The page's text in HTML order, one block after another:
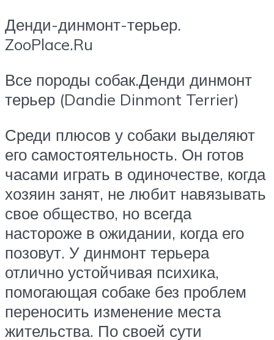
Денди-динмонт-терьер.
ZooPlace.Ru
Все породы собак.Денди динмонт
терьер (Dandie Dinmont Terrier)
Среди плюсов у собаки выделяют
его самостоятельность. Он готов
часами играть в одиночестве, когда
хозяин занят, не любит навязывать
свое общество, но всегда
настороже в ожидании, когда его
позовут. У динмонт терьера
отлично устойчивая психика,
помогающая собаке без проблем
переносить изменение места
жительства. По своей сути